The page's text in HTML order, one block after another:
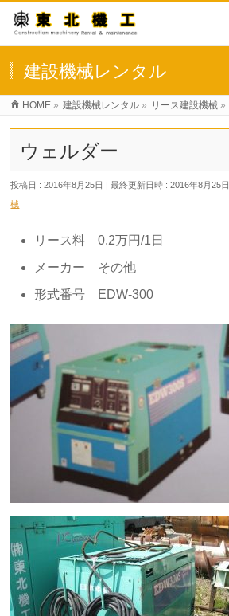
建設機械レンタル
HOME » 建設機械レンタル » リース建設機械 »
ウェルダー
投稿日 : 2016年8月25日 最終更新日時 : 2016年8月25日
械
リース料 0.2万円/1日
メーカー その他
形式番号 EDW-300